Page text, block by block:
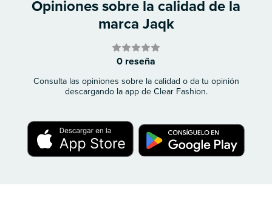
Opiniones sobre la calidad de la
marca Jaqk
0 reseña
Consulta las opiniones sobre la calidad o da tu opinión
descargando la app de Clear Fashion.